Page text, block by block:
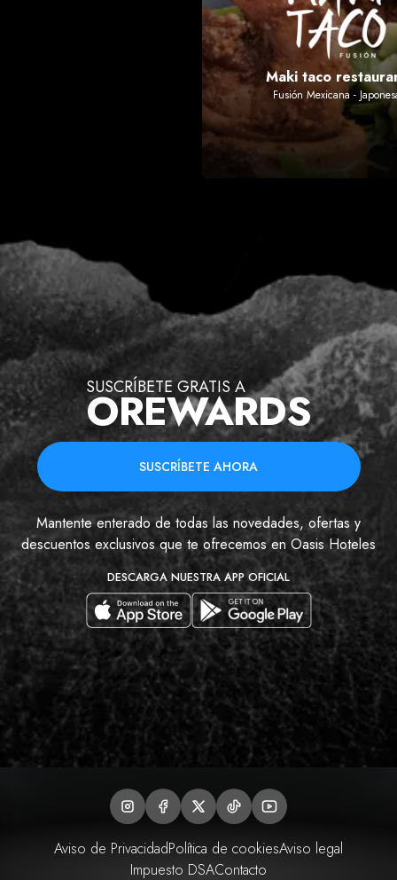
Maki taco
Fusión Mexicana -
SUSCRÍBETE GRATIS A
OREWARDS
SUSCRÍBETE AHORA
Mantente enterado de todas las novedades, ofertas y
descuentos exclusivos que te ofrecemos en Oasis Hoteles
DESCARGA NUESTRA APP OFICIAL
Aviso de PrivacidadPolítica de cookiesAviso legal
Impuesto DSAContacto